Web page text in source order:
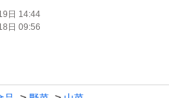
た美味しい山菜です。特にお
とで香りが引き立ち、サクサ
ます。
日 14:44
日 09:56